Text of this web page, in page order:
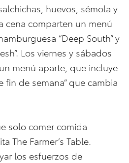
huevos, sémola y
cena comparten un menú
“Deep South” y
Los viernes y sábados
menú aparte, que incluye
fin de semana” que cambia
solo comer comida
The Farmer’s Table.
los esfuerzos de